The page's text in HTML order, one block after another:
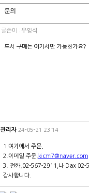
문의
글쓴이 : 유영석
도서 구매는 여기서만 가능한가요?
관리자 24-05-21 23:14
1.여기에서 주문,
2.이메일 주문, kicm7@naver.com
3. 전화,02-567-2911,나 Dax 02-
감사합니다.